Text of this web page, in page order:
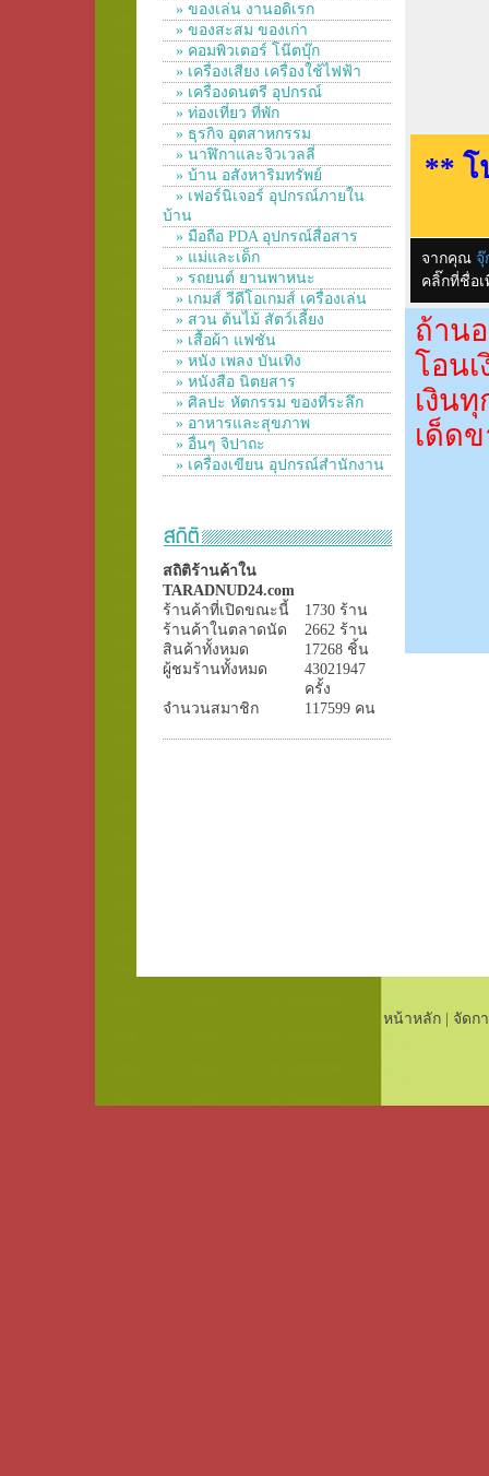
» ของเล่น งานอดิเรก
» ของสะสม ของเก่า
» คอมพิวเตอร์ โน๊ตบุ๊ก
» เครื่องเสียง เครื่องใช้ไฟฟ้า
» เครื่องดนตรี อุปกรณ์
» ท่องเที่ยว ที่พัก
» ธุรกิจ อุตสาหกรรม
» นาฬิกาและจิวเวลลี่
» บ้าน อสังหาริมทรัพย์
» เฟอร์นิเจอร์ อุปกรณ์ภายใน
บ้าน
» มือถือ PDA อุปกรณ์สื่อสาร
» แม่และเด็ก
» รถยนต์ ยานพาหนะ
» เกมส์ วีดีโอเกมส์ เครื่องเล่น
» สวน ต้นไม้ สัตว์เลี้ยง
» เสื้อผ้า แฟชั่น
» หนัง เพลง บันเทิง
» หนังสือ นิตยสาร
» ศิลปะ หัตกรรม ของที่ระลึก
» อาหารและสุขภาพ
» อื่นๆ จิปาถะ
» เครื่องเขียน อุปกรณ์สำนักงาน
สถิติร้านค้าใน
TARADNUD24.com
ร้านค้าที่เปิดขณะนี้
1730 ร้าน
ร้านค้าในตลาดนัด
2662 ร้าน
สินค้าทั้งหมด
17268 ชิ้น
ผู้ชมร้านทั้งหมด
43021947
ครั้ง
จำนวนสมาชิก
117599 คน
** โ
จากคุณ จุ๊
คลิ๊กที่ชื่อ
ถ้าน
โอน
เงิน
เด็ด
หน้าหลัก| จัดก